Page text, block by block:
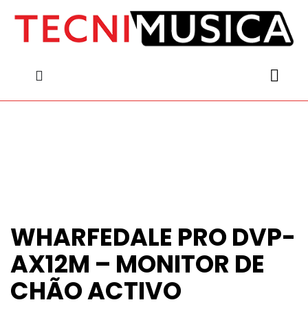
WHARFEDALE PRO DVP-
AX12M – MONITOR DE
CHÃO ACTIVO